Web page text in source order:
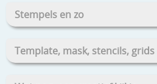
Stempels en zo
Template, mask, stencils, grids